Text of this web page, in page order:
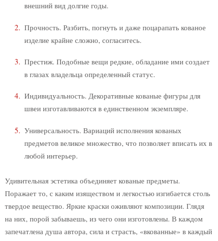
внешний вид долгие годы.
Прочность. Разбить, погнуть и даже поцарапать кованое
изделие крайне сложно, согласитесь.
Престиж. Подобные вещи редкие, обладание ими создает
в глазах владельца определенный статус.
Индивидуальность. Декоративные кованые фигуры для
швеи изготавливаются в единственном экземпляре.
Универсальность. Вариаций исполнения кованых
предметов великое множество, что позволяет вписать их в
любой интерьер.
Удивительная эстетика объединяет кованые предметы.
Поражает то, с каким изяществом и легкостью изгибается столь
твердое вещество. Яркие краски оживляют композиции. Глядя
на них, порой забываешь, из чего они изготовлены. В каждом
запечатлена душа автора, сила и страсть, «вкованные» в каждый
Рамы
Зонты
Вазы
Фоторамки
Штопор
Сундуки
Имитация оружия
Ножи
Наконечники для стрел
Кованые подарки
Подарок на свадьбу
Сувениры
Подарок девушке